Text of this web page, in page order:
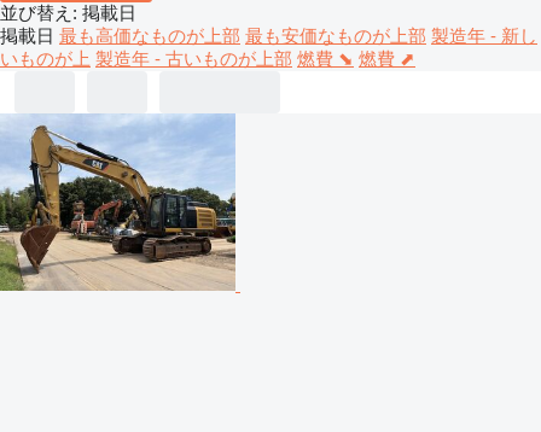
並び替え : 掲載日
掲載日 最も高価なものが上部 最も安価なものが上部 製造年 - 新し
いものが上 製造年 - 古いものが上部 燃費 ⬊ 燃費 ⬈